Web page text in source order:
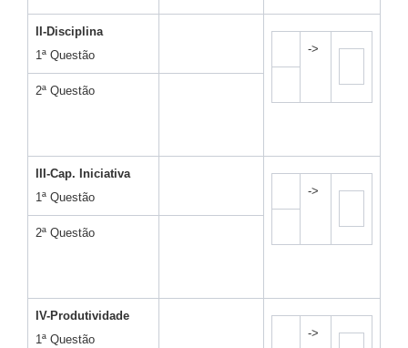
II-Disciplina
1ª Questão
->
2ª Questão
III-Cap. Iniciativa
1ª Questão
->
2ª Questão
IV-Produtividade
1ª Questão
->